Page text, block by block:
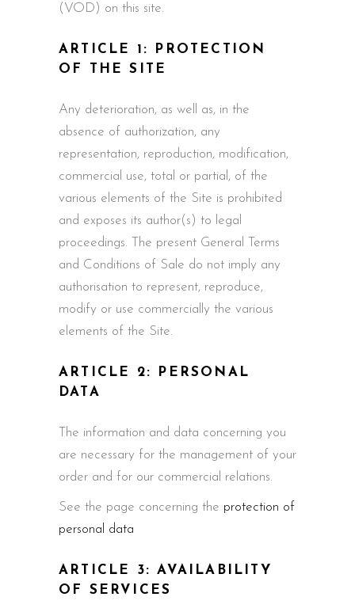
(VOD) on this site.
ARTICLE 1: PROTECTION
OF THE SITE
Any deterioration, as well as, in the
absence of authorization, any
representation, reproduction, modification,
commercial use, total or partial, of the
various elements of the Site is prohibited
and exposes its author(s) to legal
proceedings. The present General Terms
and Conditions of Sale do not imply any
authorisation to represent, reproduce,
modify or use commercially the various
elements of the Site.
ARTICLE 2: PERSONAL
DATA
The information and data concerning you
are necessary for the management of your
order and for our commercial relations.
See the page concerning the protection of
personal data
ARTICLE 3: AVAILABILITY
OF SERVICES